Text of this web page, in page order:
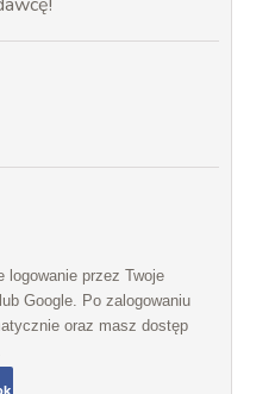
logowanie przez Twoje
Google. Po zalogowaniu
oraz masz dostęp